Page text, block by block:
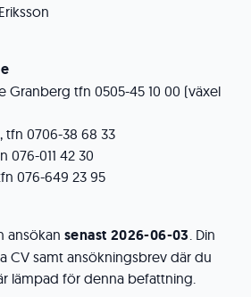
Granberg tfn 0505-45 10 00 (växel
tfn 0706-38 68 33
076-011 42 30
076-649 23 95
ansökan senast 2026-06-03. Din
CV samt ansökningsbrev där du
lämpad för denna befattning.